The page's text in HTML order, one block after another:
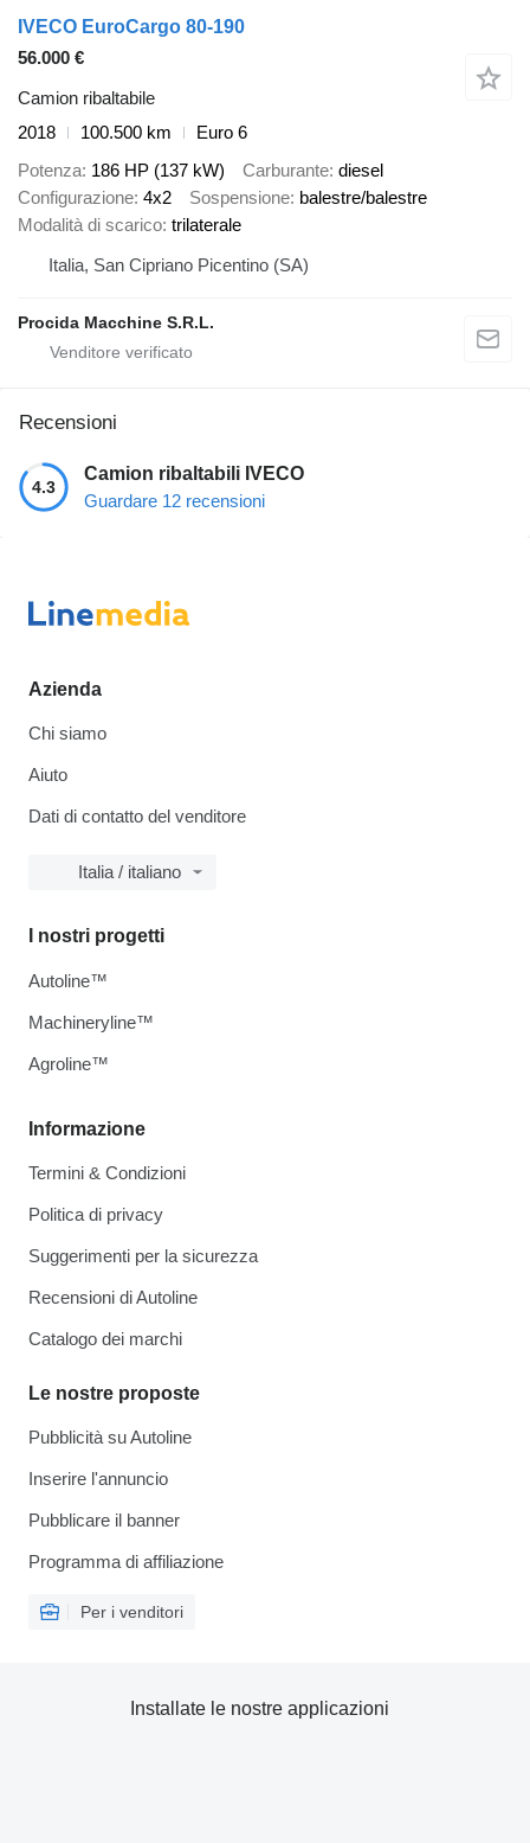
IVECO EuroCargo 80-190
56.000 €
Camion ribaltabile
2018
100.500 km
Euro 6
Potenza 186 HP (137 kW) Carburante diesel
Configurazione 4x2 Sospensione balestre/balestre
Modalità di scarico trilaterale
Italia, San Cipriano Picentino (SA)
Procida Macchine S.R.L.
Recensioni
4.3
Camion ribaltabili IVECO
Guardare 12 recensioni
Azienda
Chi siamo
Aiuto
Dati di contatto del venditore
Italia / italiano
Informazione
Termini & Condizioni
Politica di privacy
Suggerimenti per la sicurezza
Recensioni di Autoline
Catalogo dei marchi
Le nostre proposte
Pubblicità su Autoline
Inserire l'annuncio
Pubblicare il banner
Programma di affiliazione
Per i venditori
I nostri progetti
Autoline™
Machineryline™
Agroline™
Installate le nostre applicazioni